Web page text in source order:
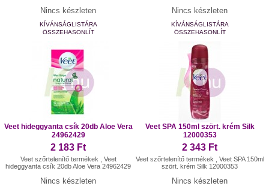
Nincs készleten
KÍVÁNSÁGLISTÁRA
ÖSSZEHASONLÍT
Nincs készleten
KÍVÁNSÁGLISTÁRA
ÖSSZEHASONLÍT
Veet hideggyanta csík 20db Aloe Vera
24962429
2 183 Ft
Veet szőrtelenítő termékek , Veet
hideggyanta csík 20db Aloe Vera 24962429
Nincs készleten
Veet SPA 150ml szört. krém Silk
12000353
2 343 Ft
Veet szőrtelenítő termékek , Veet SPA 150ml
szört. krém Silk 12000353
Nincs készleten